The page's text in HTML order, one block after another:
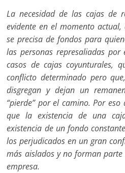
La necesidad de las cajas de
evidente en el momento
se precisa de fondos para
las personas represaliadas
casos de cajas coyunturales,
conflicto determinado pero
disgregan y dejan un
“pierde” por el camino. Por eso
que la existencia de una
existencia de un fondo
los perjudicados en un gran
más aislados y no forman
empresa.